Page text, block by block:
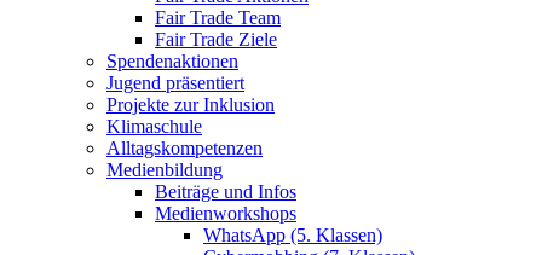
Fair Trade Team
Fair Trade Ziele
Spendenaktionen
Jugend präsentiert
Projekte zur Inklusion
Klimaschule
Alltagskompetenzen
Medienbildung
Beiträge und Infos
Medienworkshops
WhatsApp (5. Klassen)